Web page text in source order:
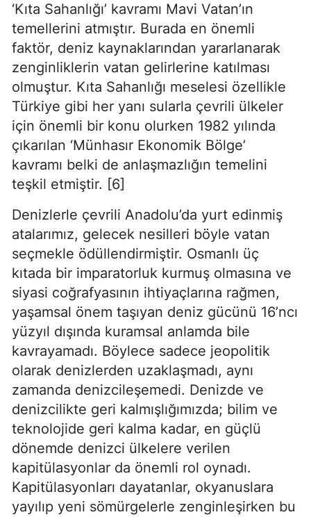
‘Kıta Sahanlığı’ kavramı Mavi Vatan’ın
temellerini atmıştır. Burada en önemli
faktör, deniz kaynaklarından yararlanarak
zenginliklerin vatan gelirlerine katılması
olmuştur. Kıta Sahanlığı meselesi özellikle
Türkiye gibi her yanı sularla çevrili ülkeler
için önemli bir konu olurken 1982 yılında
çıkarılan ‘Münhasır Ekonomik Bölge’
kavramı belki de anlaşmazlığın temelini
teşkil etmiştir. [6]
Denizlerle çevrili Anadolu’da yurt edinmiş
atalarımız, gelecek nesilleri böyle vatan
seçmekle ödüllendirmiştir. Osmanlı üç
kıtada bir imparatorluk kurmuş olmasına ve
siyasi coğrafyasının ihtiyaçlarına rağmen,
yaşamsal önem taşıyan deniz gücünü 16’ncı
yüzyıl dışında kuramsal anlamda bile
kavrayamadı. Böylece sadece jeopolitik
olarak denizlerden uzaklaşmadı, aynı
zamanda denizcileşemedi. Denizde ve
denizcilikte geri kalmışlığımızda; bilim ve
teknolojide geri kalma kadar, en güçlü
dönemde denizci ülkelere verilen
kapitülasyonlar da önemli rol oynadı.
Kapitülasyonları dayatanlar, okyanuslara
yayılıp yeni sömürgelerle zenginleşirken bu